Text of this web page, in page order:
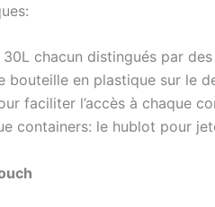
chacun distingués par
bouteille en plastique sur le
faciliter l’accès à chaque
containers: le hublot pour